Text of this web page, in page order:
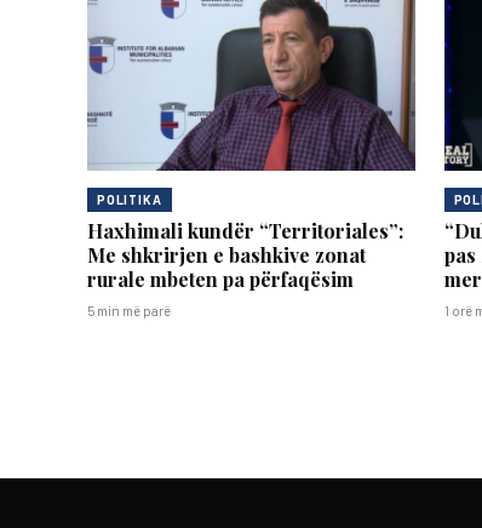
POLITIKA
Haxhimali kundër “Territoriales”:
Me shkrirjen e bashkive zonat
rurale mbeten pa përfaqësim
5 min më parë 1 orë